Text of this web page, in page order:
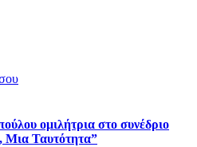
ομιλήτρια στο συνέδριο
Μια Ταυτότητα”